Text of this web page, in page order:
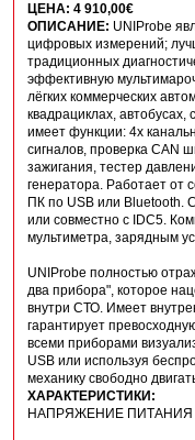
ЦЕНА: 4 910,00€
ОПИСАНИЕ: UNIProbe
цифровых измерений;
традиционных
эффективную
лёгких коммерческих
квадрациклах, автобусах,
имеет функции: 4х
сигналов, проверка CAN
зажигания, тестер
генератора. Работает от
ПК по USB или Bluetooth.
или совместно с IDC5.
мультиметра, зарядным
UNIProbe полностью
два прибора", которое
внутри СТО. Имеет
гарантирует
всеми приборами
USB или используя
механику свободно
ХАРАКТЕРИСТИКИ:
НАПРЯЖЕНИЕ ПИТАНИЯ